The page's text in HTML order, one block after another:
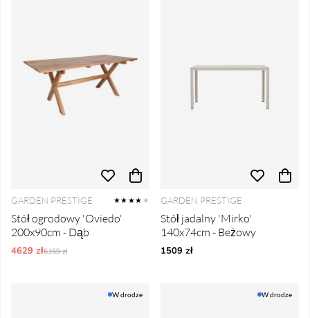
GARDEN PRESTIGE ★★★★ ★
Stół ogrodowy 'Oviedo'
200x90cm - Dąb
4629 złOrdynarne ceny:
6159 zł
GARDEN PRESTIGE
Stół jadalny 'Mirko'
140x74cm - Beżowy
1509 zł
W drodze W drodze